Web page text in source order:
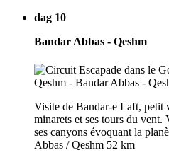
dag 10
Bandar Abbas - Qeshm
Visite de Bandar-e Laft, petit
minarets et ses tours du vent.
ses canyons évoquant la
Abbas / Qeshm 52 km